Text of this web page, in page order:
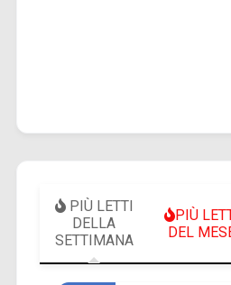
PIÙ LETTI
DELLA
SETTIMANA
PIÙ
DEL